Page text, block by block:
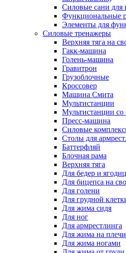
Силовые сани для
Функциональные
Элементы для
Силовые тренажеры
Верхняя тяга на
Гакк-машина
Голень-машина
Гравитрон
Грузоблочные
Кроссовер
Машина Смита
Мультистанции
Мультистанции со
Пресс-машина
Силовые
Столы для
Баттерфляй
Блочная рама
Верхняя тяга
Для бедер и ягодиц
Для бицепса на
Для голени
Для грудной
Для жима сидя
Для ног
Для армрестлинга
Для жима на плечи
Для жима ногами